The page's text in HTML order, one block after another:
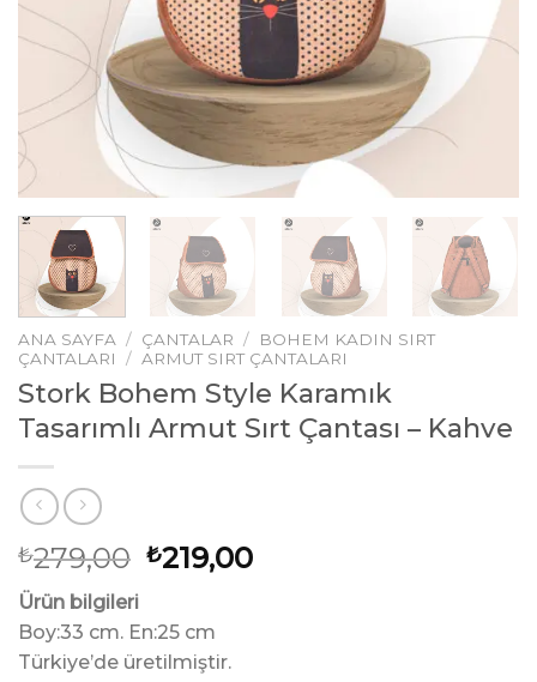
ANA SAYFA / ÇANTALAR /
BOHEM KADIN SIRT
ÇANTALARI
/ ARMUT SIRT ÇANTALARI
Stork Bohem Style Karamık
Tasarımlı Armut Sırt Çantası – Kahve
₺279,00 Orijinal
₺219,00Şu
Ürün bilgileri
Boy:33 cm. En:25 cm
Türkiye’de üretilmiştir.